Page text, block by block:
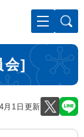
会]
月1日更新